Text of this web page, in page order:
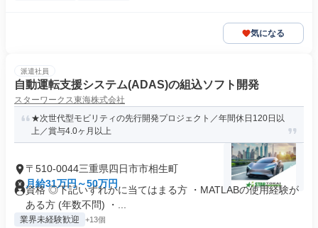
気になる
派遣社員
自動運転支援システム(ADAS)の組込ソフト開発
スターワークス東海株式会社
★次世代型モビリティの先行開発プロジェクト／年間休日120日以
上／賞与4.0ヶ月以上
〒510-0044三重県四日市市相生町
月給31万円～50万円
資格 ◎下記いずれかに当てはまる方 ・MATLABの使用経験が
ある方 (年数不問) ・...
業界未経験歓迎 +13個